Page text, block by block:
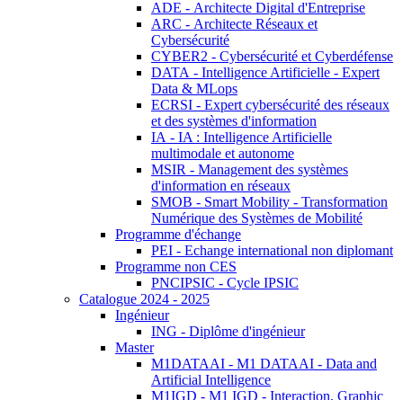
ADE - Architecte Digital d'Entreprise
ARC - Architecte Réseaux et
Cybersécurité
CYBER2 - Cybersécurité et Cyberdéfense
DATA - Intelligence Artificielle - Expert
Data & MLops
ECRSI - Expert cybersécurité des réseaux
et des systèmes d'information
IA - IA : Intelligence Artificielle
multimodale et autonome
MSIR - Management des systèmes
d'information en réseaux
SMOB - Smart Mobility - Transformation
Numérique des Systèmes de Mobilité
Programme d'échange
PEI - Echange international non diplomant
Programme non CES
PNCIPSIC - Cycle IPSIC
Catalogue 2024 - 2025
Ingénieur
ING - Diplôme d'ingénieur
Master
M1DATAAI - M1 DATAAI - Data and
Artificial Intelligence
M1IGD - M1 IGD - Interaction, Graphic